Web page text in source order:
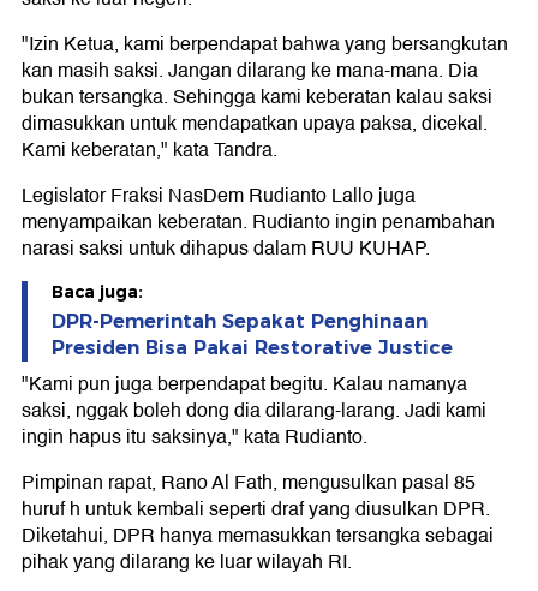
"Izin Ketua, kami berpendapat bahwa yang bersangkutan
kan masih saksi. Jangan dilarang ke mana-mana. Dia
bukan tersangka. Sehingga kami keberatan kalau saksi
dimasukkan untuk mendapatkan upaya paksa, dicekal.
Kami keberatan," kata Tandra.
Legislator Fraksi NasDem Rudianto Lallo juga
menyampaikan keberatan. Rudianto ingin penambahan
narasi saksi untuk dihapus dalam RUU KUHAP.
Baca juga:
DPR-Pemerintah Sepakat Penghinaan
Presiden Bisa Pakai Restorative Justice
"Kami pun juga berpendapat begitu. Kalau namanya
saksi, nggak boleh dong dia dilarang-larang. Jadi kami
ingin hapus itu saksinya," kata Rudianto.
Pimpinan rapat, Rano Al Fath, mengusulkan pasal 85
huruf h untuk kembali seperti draf yang diusulkan DPR.
Diketahui, DPR hanya memasukkan tersangka sebagai
pihak yang dilarang ke luar wilayah RI.